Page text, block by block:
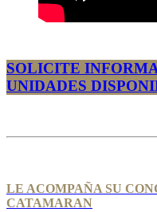
SOLICITE
UNIDADES
LE ACOMPAÑA SU
CATAMARAN